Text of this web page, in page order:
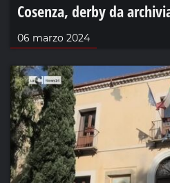
Cosenza, derby da
06 marzo 2024